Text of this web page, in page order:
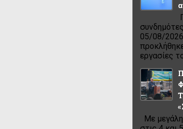
05/08/
εργασίες
Με